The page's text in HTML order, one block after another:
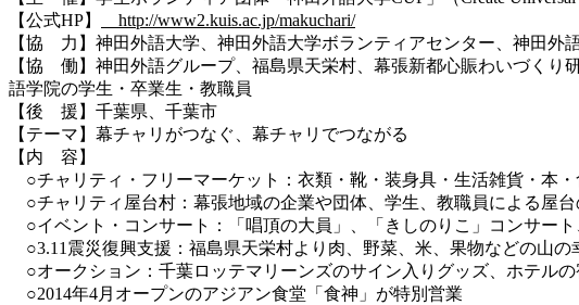
【公式HP】
http://www2.kuis.ac.jp/makuchari/
【協 力】神田外語大学、神田外語大学ボランティアセンター、神田外
【協 働】神田外語グループ、福島県天栄村、幕張新都心賑わいづく
語学院の学生・卒業生・教職員
【後 援】千葉県、千葉市
【テーマ】幕チャリがつなぐ、幕チャリでつながる
【内 容】
○チャリティ・フリーマーケット：衣類・靴・装身具・生活雑貨・本
○チャリティ屋台村：幕張地域の企業や団体、学生、教職員による屋台
○イベント・コンサート：「唱頂の大員」、「きしのりこ」コンサー
○3.11震災復興支援：福島県天栄村より肉、野菜、米、果物などの山
○オークション：千葉ロッテマリーンズのサイン入りグッズ、ホテル
○2014年4月オープンのアジアン食堂「食神」が特別営業